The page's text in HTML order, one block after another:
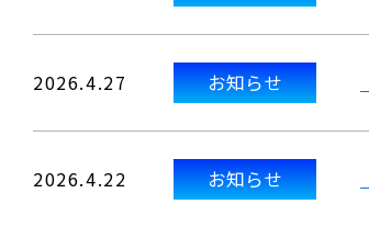
2026.4.27 お知らせ
2026.4.22 お知らせ